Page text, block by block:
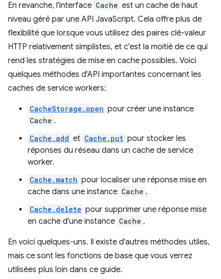
En revanche, l'interface Cache est un cache de haut
niveau géré par une API JavaScript. Cela offre plus de
flexibilité que lorsque vous utilisez des paires clé-valeur
HTTP relativement simplistes, et c'est la moitié de ce qui
rend les stratégies de mise en cache possibles. Voici
quelques méthodes d'API importantes concernant les
caches de service workers:
CacheStorage.open pour créer une instance
Cache .
Cache.add et Cache.put pour stocker les
réponses du réseau dans un cache de service
worker.
Cache.match pour localiser une réponse mise en
cache dans une instance Cache .
Cache.delete pour supprimer une réponse mise
en cache d'une instance Cache .
En voici quelques-uns. Il existe d'autres méthodes utiles,
mais ce sont les fonctions de base que vous verrez
utilisées plus loin dans ce guide.